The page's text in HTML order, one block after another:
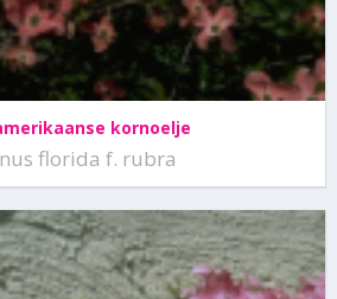
kornoelje
florida f. rubra